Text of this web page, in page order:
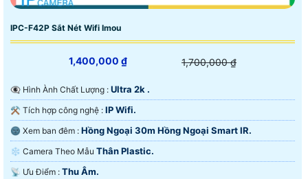
IPC-F42P Sắt Nét Wifi Imou
1,400,000 ₫ 1,700,000 ₫
👁️‍🗨 Hình Ành Chất Lượng : Ultra 2k .
⚒ Tích hợp công nghệ : IP Wifi.
🌚 Xem ban đêm : Hồng Ngoại 30m Hồng Ngoại Smart IR.
❄ Camera Theo Mẫu Thân Plastic.
️📡 Ưu Điểm : Thu Âm.